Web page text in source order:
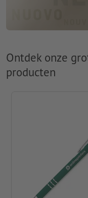
Ontdek onze
producten